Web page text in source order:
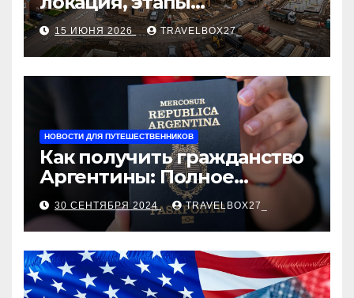
строительства, проверка
застройщика, сценарии
оформления сделки и
рыночные ориентиры
15 ИЮНЯ 2026 TRAVELBOX27_
НОВОСТИ ДЛЯ ПУТЕШЕСТВЕННИКОВ
Как получить гражданство
Аргентины: Полное
руководство
30 СЕНТЯБРЯ 2024 TRAVELBOX27_